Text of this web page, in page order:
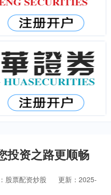
投资之路更顺畅
股票配资炒股
更新：2025-